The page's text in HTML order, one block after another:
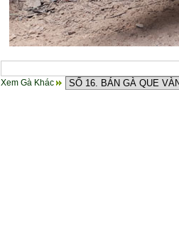
Xem Gà Khác